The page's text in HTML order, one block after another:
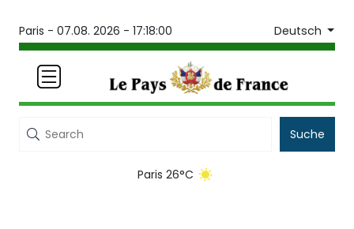
Paris - 07.08. 2026 - 17:18:00 Deutsch
Suche
Paris 26°C